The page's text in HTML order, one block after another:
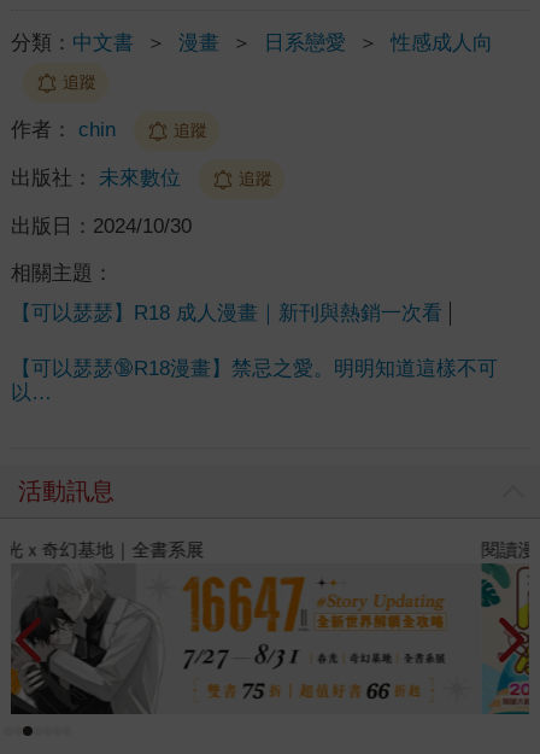
分類： 中文書 ＞ 漫畫 ＞ 日系戀愛 ＞ 性感成人向
追蹤
作者： chin 追蹤
出版社： 未來數位 追蹤
出版日： 2024/10/30
相關主題：
【可以瑟瑟】R18 成人漫畫｜新刊與熱銷一次看
【可以瑟瑟🔞R18漫畫】禁忌之愛。明明知道這樣不可
以…
活動訊息
閱讀漫遊錄-2026上半年暢銷榜